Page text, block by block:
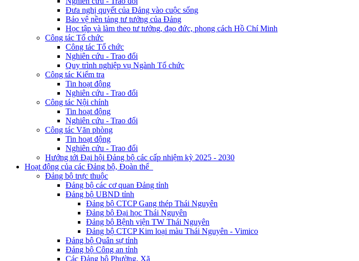
Đưa nghị quyết của Đảng vào cuộc sống
Bảo vệ nền tảng tư tưởng của Đảng
Học tập và làm theo tư tưởng, đạo đức, phong cách Hồ Chí Minh
Công tác Tổ chức
Công tác Tổ chức
Nghiên cứu - Trao đổi
Quy trình nghiệp vụ Ngành Tổ chức
Công tác Kiểm tra
Tin hoạt động
Nghiên cứu - Trao đổi
Công tác Nội chính
Tin hoạt động
Nghiên cứu - Trao đổi
Công tác Văn phòng
Tin hoạt động
Nghiên cứu - Trao đổi
Hướng tới Đại hội Đảng bộ các cấp nhiệm kỳ 2025 - 2030
Hoạt động của các Đảng bộ, Đoàn thể
Đảng bộ trực thuộc
Đảng bộ các cơ quan Đảng tỉnh
Đảng bộ UBND tỉnh
Đảng bộ CTCP Gang thép Thái Nguyên
Đảng bộ Đại học Thái Nguyên
Đảng bộ Bệnh viện TW Thái Nguyên
Đảng bộ CTCP Kim loại màu Thái Nguyên - Vimico
Đảng bộ Quân sự tỉnh
Đảng bộ Công an tỉnh
Các Đảng bộ Phường, Xã